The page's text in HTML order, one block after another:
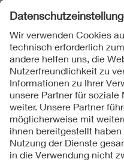
Folgen Sie uns
Kontakte